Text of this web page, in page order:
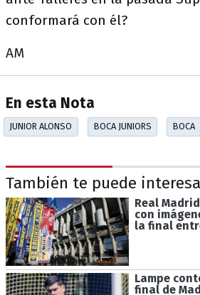
conformará con él?
AM
En esta Nota
JUNIOR ALONSO BOCA JUNIORS BOCA
También te puede
Real
con
la final
Lampe
final de